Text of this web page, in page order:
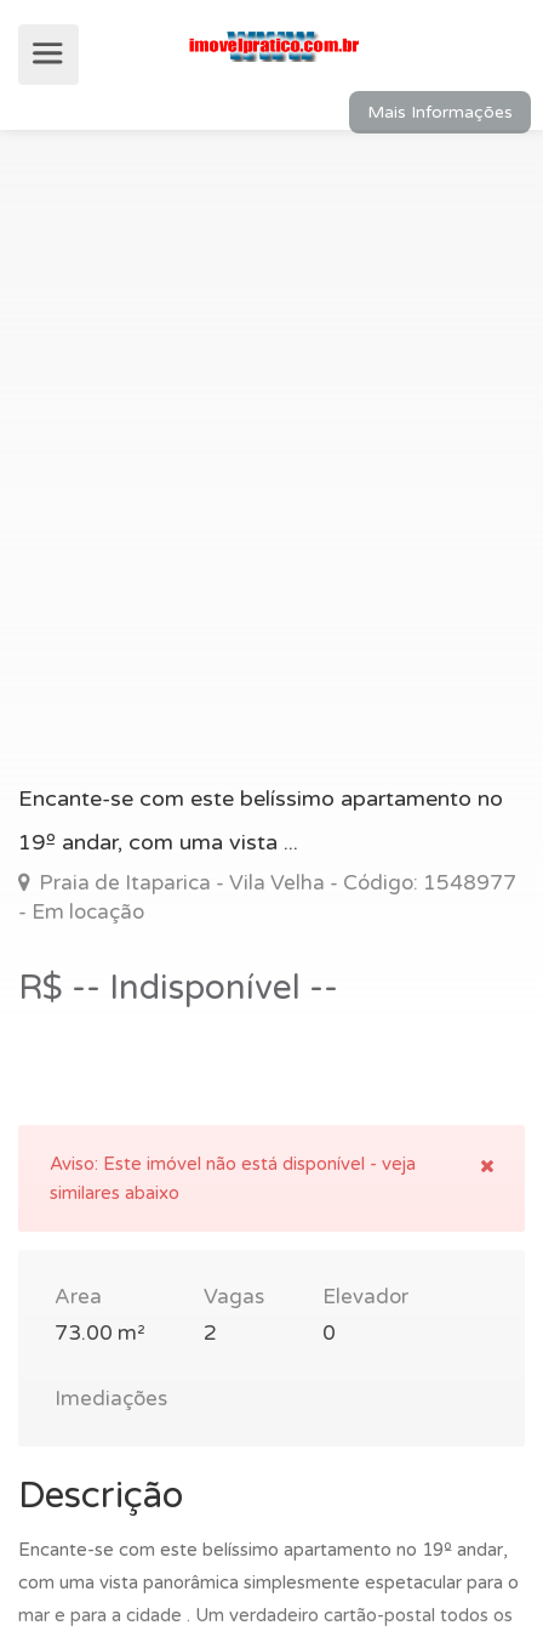
Encante-se com este belíssimo apartamento no
19º andar, com uma vista ...
Praia de Itaparica - Vila Velha - Código: 1548977
- Em locação
R$ -- Indisponível --
Aviso: Este imóvel não está disponível - veja
similares abaixo
Area
73.00 m²
Vagas
2
Elevador
0
Imediações
Descrição
Encante-se com este belíssimo apartamento no 19º andar,
com uma vista panorâmica simplesmente espetacular para o
mar e para a cidade . Um verdadeiro cartão-postal todos os
Mais Informações